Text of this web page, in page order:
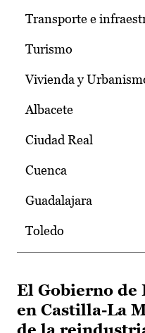
Transporte e
Turismo
Vivienda y
Albacete
Ciudad Real
Cuenca
Guadalajara
Toledo
El Gobierno de
en Castilla-La